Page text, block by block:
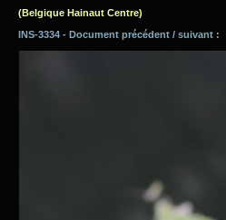
(Belgique Hainaut Centre)
INS-3334 - Document précédent / suivant :